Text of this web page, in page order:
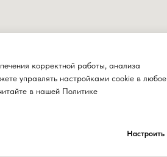
корректной работы, анализа
управлять настройками cookie в любое
в нашей Политике
Настроить